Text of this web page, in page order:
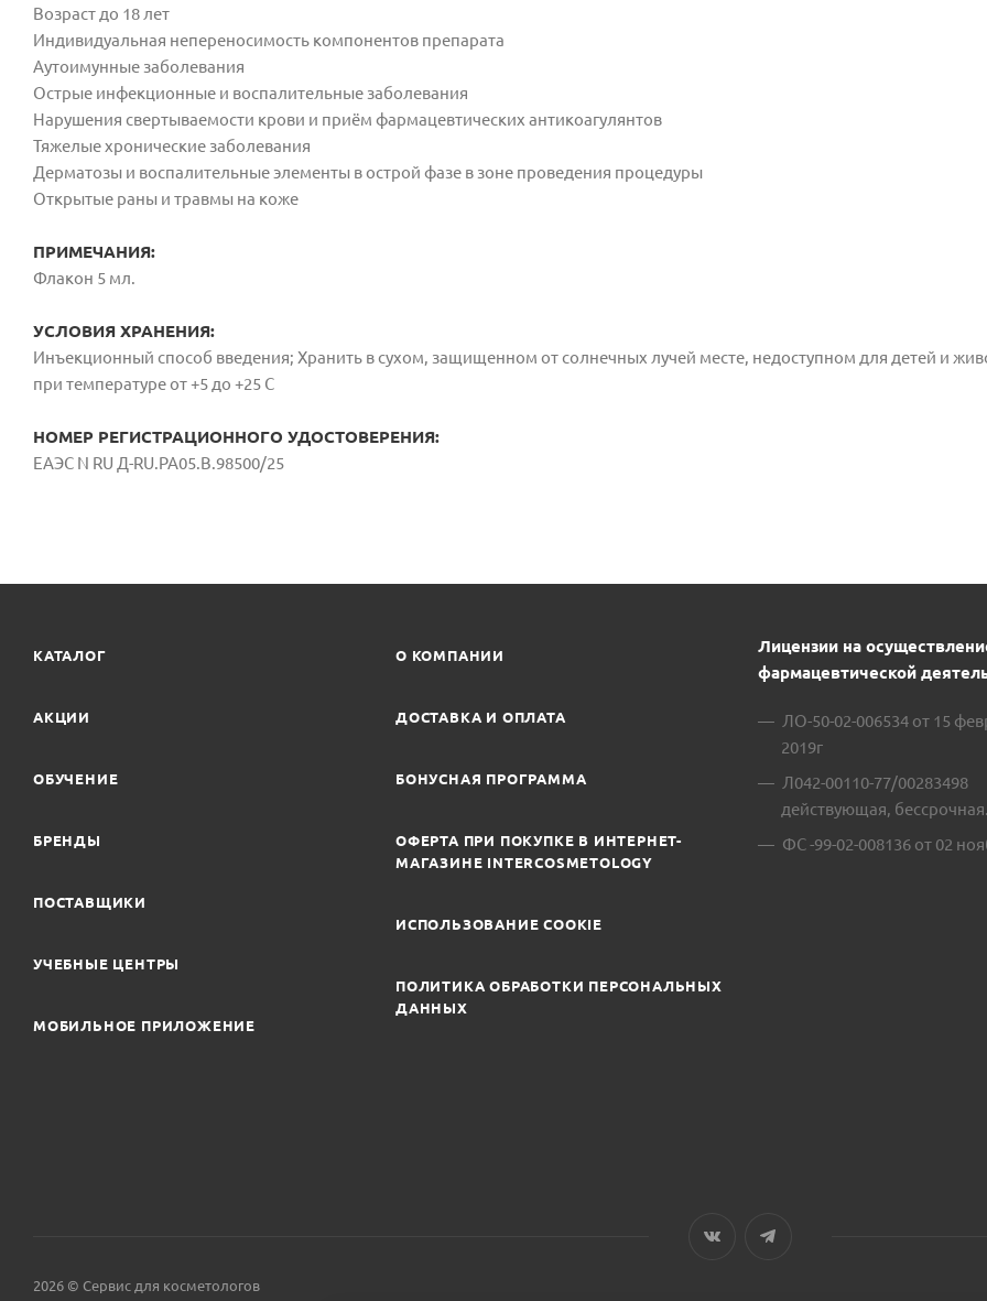
Возраст до 18 лет
Индивидуальная непереносимость компонентов препарата
Аутоимунные заболевания
Острые инфекционные и воспалительные заболевания
Нарушения свертываемости крови и приём фармацевтических антикоагулянтов
Тяжелые хронические заболевания
Дерматозы и воспалительные элементы в острой фазе в зоне проведения процедуры
Открытые раны и травмы на коже
ПРИМЕЧАНИЯ:
Флакон 5 мл.
УСЛОВИЯ ХРАНЕНИЯ:
Инъекционный способ введения; Хранить в сухом, защищенном отсолнечных лучей месте, недоступном для детей и
при температуре от +5 до +25 С
НОМЕР РЕГИСТРАЦИОННОГО УДОСТОВЕРЕНИЯ:
ЕАЭС N RU Д-RU.РА05.В.98500/25
КАТАЛОГ
АКЦИИ
ОБУЧЕНИЕ
БРЕНДЫ
ПОСТАВЩИКИ
УЧЕБНЫЕ ЦЕНТРЫ
МОБИЛЬНОЕ ПРИЛОЖЕНИЕ
О КОМПАНИИ
ДОСТАВКА И ОПЛАТА
БОНУСНАЯ ПРОГРАММА
ОФЕРТА ПРИ ПОКУПКЕ В ИНТЕРНЕТ-
МАГАЗИНЕ INTERCOSMETOLOGY
ИСПОЛЬЗОВАНИЕ COOKIE
ПОЛИТИКА ОБРАБОТКИ ПЕРСОНАЛЬНЫХ
ДАННЫХ
Лицензии на
фармацевтической
ЛО-50-02-006534 от 15
2019г
Л042-00110-77/00283498
действующая,
ФС -99-02-008136 от 02
2026 © Сервис для косметологов